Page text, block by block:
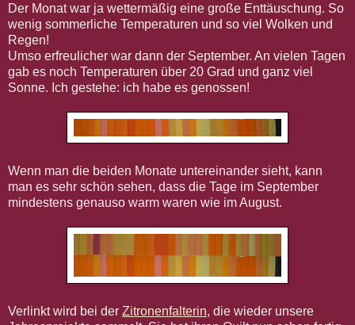
Der Monat war ja wettermäßig eine große Enttäuschung. So
wenig sommerliche Temperaturen und so viel Wolken und
Regen!
Umso erfreulicher war dann der September. An vielen Tagen
gab es noch Temperaturen über 20 Grad und ganz viel
Sonne. Ich gestehe: ich habe es genossen!
Wenn man die beiden Monate untereinander sieht, kann
man es sehr schön sehen, dass die Tage im September
mindestens genauso warm waren wie im August.
Verlinkt wird bei der Zitronenfalterin, die wieder unsere